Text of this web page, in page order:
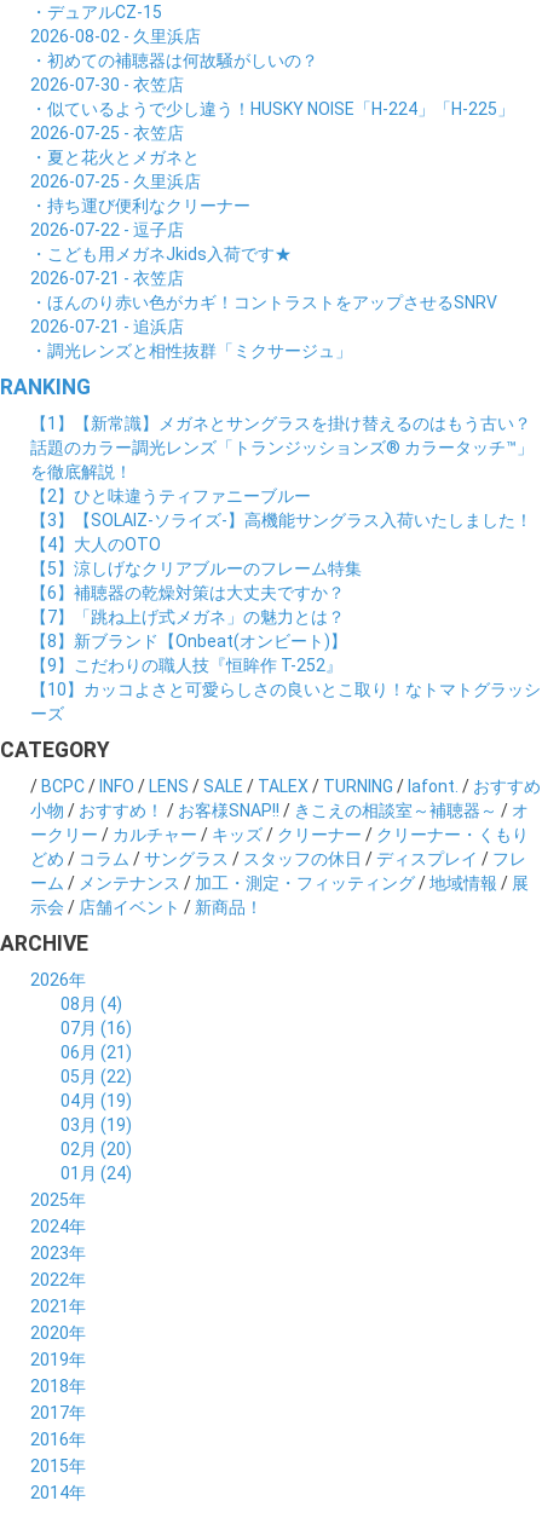
・デュアルCZ-15
2026-08-02 - 久里浜店
・初めての補聴器は何故騒がしいの？
2026-07-30 - 衣笠店
・似ているようで少し違う！HUSKY NOISE「H-224」「H-225」
2026-07-25 - 衣笠店
・夏と花火とメガネと
2026-07-25 - 久里浜店
・持ち運び便利なクリーナー
2026-07-22 - 逗子店
・こども用メガネJkids入荷です★
2026-07-21 - 衣笠店
・ほんのり赤い色がカギ！コントラストをアップさせるSNRV
2026-07-21 - 追浜店
・調光レンズと相性抜群「ミクサージュ」
RANKING
【1】【新常識】メガネとサングラスを掛け替えるのはもう古い？
話題のカラー調光レンズ「トランジッションズ® カラータッチ™」
を徹底解説！
【2】ひと味違うティファニーブルー
【3】【SOLAIZ-ソライズ-】高機能サングラス入荷いたしました！
【4】大人のOTO
【5】涼しげなクリアブルーのフレーム特集
【6】補聴器の乾燥対策は大丈夫ですか？
【7】「跳ね上げ式メガネ」の魅力とは？
【8】新ブランド【Onbeat(オンビート)】
【9】こだわりの職人技『恒眸作 T-252』
【10】カッコよさと可愛らしさの良いとこ取り！なトマトグラッシ
ーズ
CATEGORY
/ BCPC/ INFO / LENS /SALE / TALEX / TURNING / lafont. / おすすめ
小物 / おすすめ！ / お客様SNAP!! / きこえの相談室～補聴器～ / オ
ークリー / カルチャー / キッズ/ クリーナー / クリーナー・くもり
どめ / コラム /サングラス / スタッフの休日 /ディスプレイ / フレ
ーム / メンテナンス / 加工・測定・フィッティング/地域情報 / 展
示会 / 店舗イベント / 新商品！
ARCHIVE
2026年
08月 (4)
07月 (16)
06月 (21)
05月 (22)
04月 (19)
03月 (19)
02月 (20)
01月 (24)
2025年
12月 (14)
11月 (17)
10月 (21)
09月 (20)
08月 (20)
07月 (18)
06月 (22)
05月 (21)
04月 (19)
03月 (19)
02月 (19)
01月 (21)
2024年
12月 (19)
11月 (21)
10月 (23)
09月 (23)
08月 (20)
07月 (21)
06月 (22)
05月 (18)
04月 (26)
03月 (23)
02月 (29)
2023年
12月 (19)
11月 (19)
10月 (20)
09月 (22)
08月 (24)
07月 (26)
06月 (25)
05月 (28)
04月 (26)
03月 (30)
2022年
12月 (36)
11月 (16)
10月 (22)
09月 (20)
08月 (18)
07月 (21)
06月 (23)
05月 (25)
04月 (20)
2021年
12月 (18)
11月 (19)
10月 (20)
09月 (24)
08月 (35)
07月 (17)
06月 (25)
05月 (31)
2020年
12月 (19)
11月 (23)
10月 (24)
09月 (29)
08月 (26)
07月 (25)
06月 (21)
2019年
12月 (26)
11月 (21)
10月 (26)
09月 (26)
08月 (31)
07月 (22)
2018年
12月 (22)
11月 (28)
10月 (23)
09月 (27)
08月 (24)
2017年
12月 (20)
11月 (22)
10月 (21)
2016年
12月 (26)
11月 (21)
2015年
12月 (36)
2014年